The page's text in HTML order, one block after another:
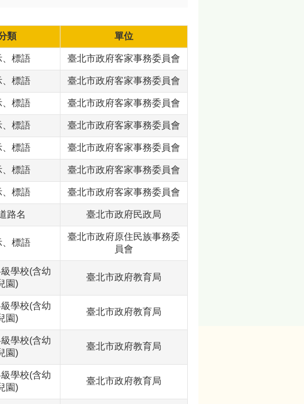
類 單位
、標語 臺北市政府客家事務委員會
、標語 臺北市政府客家事務委員會
、標語 臺北市政府客家事務委員會
、標語 臺北市政府客家事務委員會
、標語 臺北市政府客家事務委員會
、標語 臺北市政府客家事務委員會
、標語 臺北市政府客家事務委員會
路名 臺北市政府民政局
、標語
臺北市政府原住民族事務委
員會
學校(含幼
園)
臺北市政府教育局
學校(含幼
園)
臺北市政府教育局
學校(含幼
園)
臺北市政府教育局
學校(含幼
園)
臺北市政府教育局